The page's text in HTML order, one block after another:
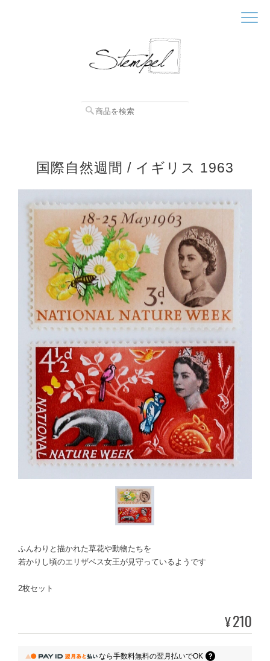
国際自然週間 / イギリス 1963
ふんわりと描かれた草花や動物たちを
若かりし頃のエリザベス女王が見守っているようです
2枚セット
¥210
なら手数料無料の翌月払いでOK